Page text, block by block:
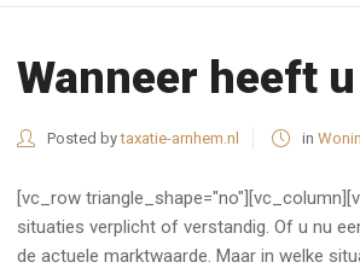
Wanneer heeft
Posted bytaxatie-arnhem.nl in
[vc_row
situaties verplicht of verstandig. Of u nu
de actuele marktwaarde. Maar in welke